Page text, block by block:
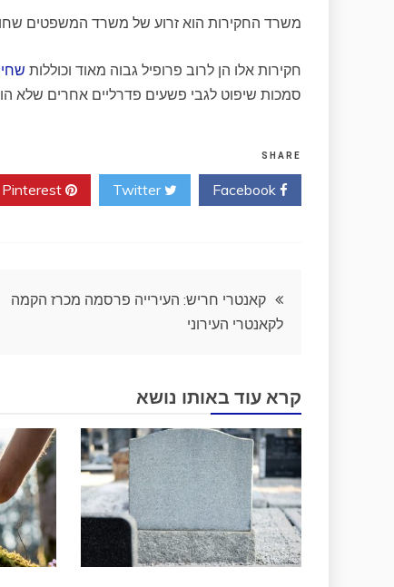
משרד החקירות הוא זרוע של משרד המשפטים
חקירות אלו הן לרוב פרופיל גבוה מאוד וכוללות
סמכות שיפוט לגבי פשעים פדרליים אחרים שלא
SHARE
Twitter
ניווט
קאנטרי חריש: העירייה פרסמה מכרז הקמה
לקאנטרי העירוני
קרא עוד באותו נושא